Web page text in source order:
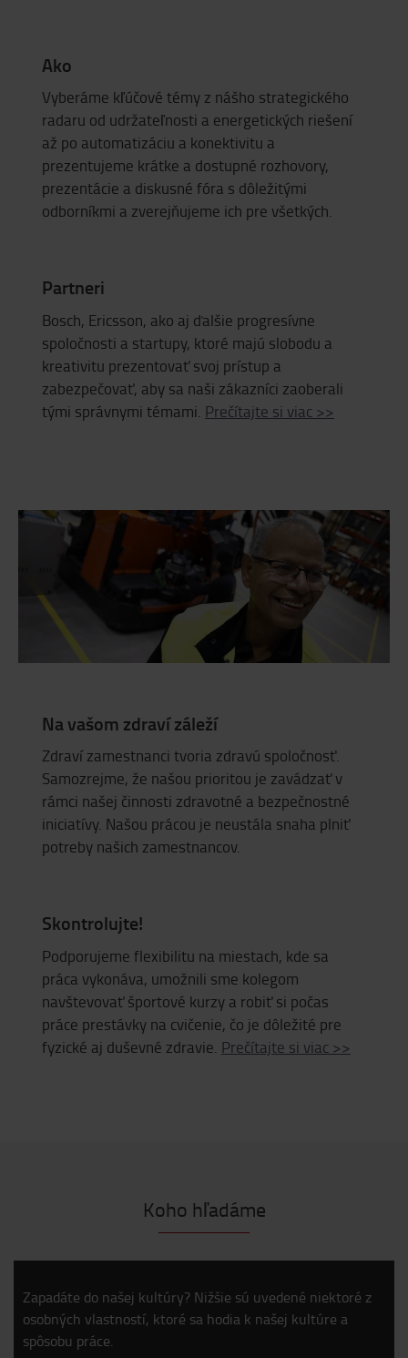
Ako
Vyberáme kľúčové témy z nášho strategického
radaru od udržateľnosti a energetických riešení
až po automatizáciu a konektivitu a
prezentujeme krátke a dostupné rozhovory,
prezentácie a diskusné fóra s dôležitými
odborníkmi a zverejňujeme ich pre všetkých.
Partneri
Bosch, Ericsson, ako aj ďalšie progresívne
spoločnosti a startupy, ktoré majú slobodu a
kreativitu prezentovať svoj prístup a
zabezpečovať, aby sa naši zákazníci zaoberali
tými správnymi témami. Prečítajte si viac >>
Na vašom zdraví záleží
Zdraví zamestnanci tvoria zdravú spoločnosť.
Samozrejme, že našou prioritou je zavádzať v
rámci našej činnosti zdravotné a bezpečnostné
iniciatívy. Našou prácou je neustála snaha plniť
potreby našich zamestnancov.
Skontrolujte!
Podporujeme flexibilitu na miestach, kde sa
práca vykonáva, umožnili sme kolegom
navštevovať športové kurzy a robiť si počas
práce prestávky na cvičenie, čo je dôležité pre
fyzické aj duševné zdravie. Prečítajte si viac >>
Koho hľadáme
Zapadáte do našej kultúry? Nižšie sú uvedené niektoré z
osobných vlastností, ktoré sa hodia k našej kultúre a
spôsobu práce.